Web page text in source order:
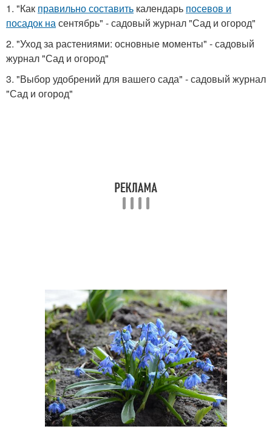
1. "Как правильно составить календарь посевов и
посадок насентябрь" - садовый журнал "Сад и огород"
2. "Уход за растениями: основные моменты" - садовый
журнал "Сад и огород"
3. "Выбор удобрений для вашего сада" - садовый журнал
"Сад и огород"